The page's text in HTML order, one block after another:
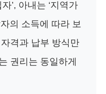
’, 아내는 ‘지역가
의 소득에 따라 보
격과 납부 방식만
권리는 동일하게